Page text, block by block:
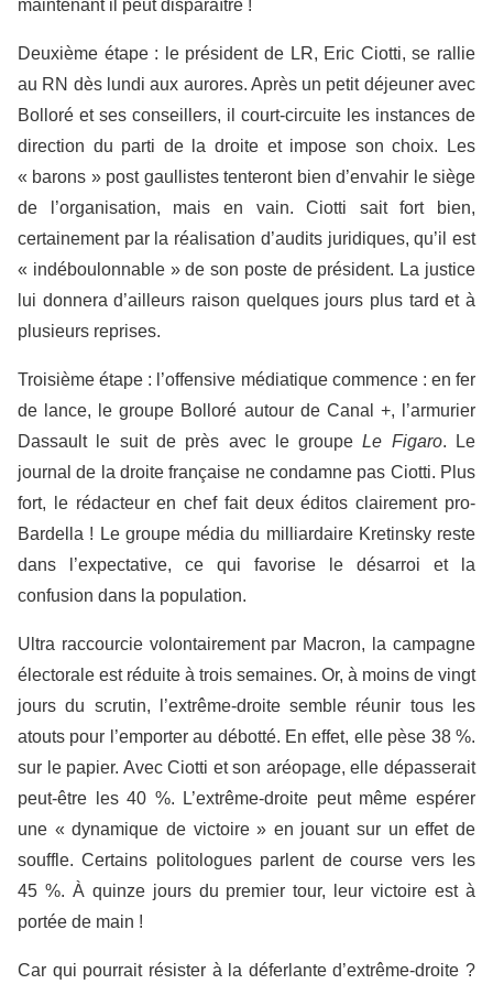
maintenant il peut disparaître !
Deuxième étape : le président de LR, Eric Ciotti, se rallie
au RN dès lundi aux aurores. Après un petit déjeuner avec
Bolloré et ses conseillers, il court-circuite les instances de
direction du parti de la droite et impose son choix. Les
« barons » post gaullistes tenteront bien d’envahir le siège
de l’organisation, mais en vain. Ciotti sait fort bien,
certainement par la réalisation d’audits juridiques, qu’il est
« indéboulonnable » de son poste de président. La justice
lui donnera d’ailleurs raison quelques jours plus tard et à
plusieurs reprises.
Troisième étape : l’offensive médiatique commence : en fer
de lance, le groupe Bolloré autour de Canal +, l’armurier
Dassault le suit de près avec le groupeLe Figaro. Le
journal de la droite française ne condamne pas Ciotti. Plus
fort, le rédacteur en chef fait deux éditos clairement pro-
Bardella ! Le groupe média du milliardaire Kretinsky reste
dans l’expectative, ce qui favorise le désarroi et la
confusion dans la population.
Ultra raccourcie volontairement par Macron, la campagne
électorale est réduite à trois semaines. Or, à moins de vingt
jours du scrutin, l’extrême-droite semble réunir tous les
atouts pour l’emporter au débotté. En effet, elle pèse 38 %.
sur le papier. Avec Ciotti et son aréopage, elle dépasserait
peut-être les 40 %. L’extrême-droite peut même espérer
une « dynamique de victoire » en jouant sur un effet de
souffle. Certains politologues parlent de course vers les
45 %. À quinze jours du premier tour, leur victoire est à
portée de main !
Car qui pourrait résister à la déferlante d’extrême-droite ?